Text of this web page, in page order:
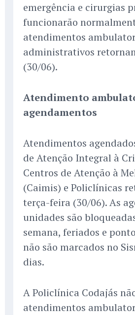
emergência e cirurgias
funcionarão
atendimentos
administrativos
(30/06).
Atendimento
agendamentos
Atendimentos
de Atenção Integral à
Centros de Atenção à
(Caimis) e Policlínicas
terça-feira (30/06). As
unidades são
semana, feriados e
não são marcados no
dias.
A Policlínica Codajás
atendimentos